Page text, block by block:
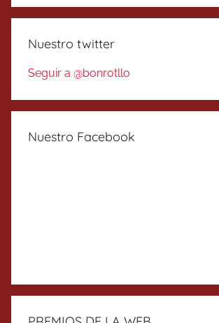
Nuestro twitter
Seguir a @bonrotllo
Nuestro Facebook